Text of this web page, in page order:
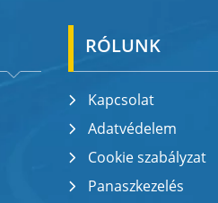
RÓLUNK
Kapcsolat
Adatvédelem
Cookie szabályzat
Panaszkezelés